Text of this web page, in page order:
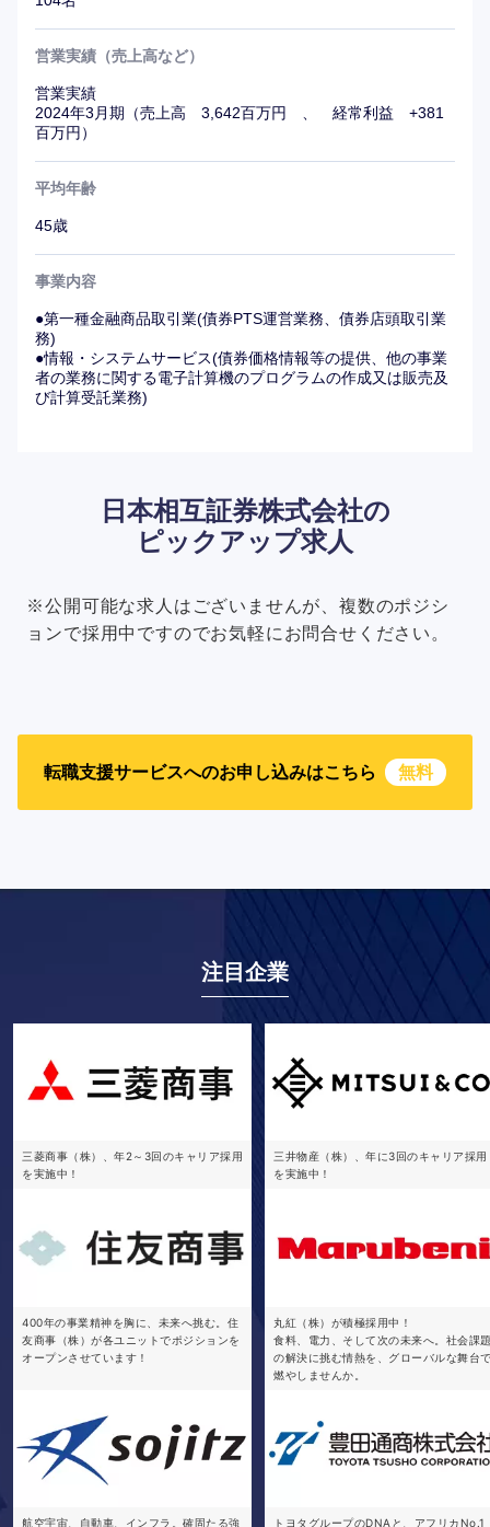
営業実績（売上高など）
営業実績
2024年3月期（売上高 3,642百万円 、 経常利益 +381
百万円）
平均年齢
45歳
事業内容
●第一種金融商品取引業(債券PTS運営業務、債券店頭取引業
務)
●情報・システムサービス(債券価格情報等の提供、他の事業
者の業務に関する電子計算機のプログラムの作成又は販売及
び計算受託業務)
日本相互証券株式会社の
ピックアップ求人
※公開可能な求人はございませんが、複数のポジシ
ョンで採用中ですのでお気軽にお問合せください。
転職支援サービスへのお申し込みはこちら 無料
注目企業
三菱商事（株）、年2～3回のキャリア採用
を実施中！
三井物産（株）、年に3回のキャリア採用
を実施中！
400年の事業精神を胸に、未来へ挑む。住
友商事（株）が各ユニットでポジションを
オープンさせています！
丸紅（株）が積極採用中！
食料、電力、そして次の未来へ。社会課
の解決に挑む情熱を、グローバルな舞台
燃やしませんか。
航空宇宙、自動車、インフラ。確固たる強 トヨタグループのDNAと、アフリカNo.1